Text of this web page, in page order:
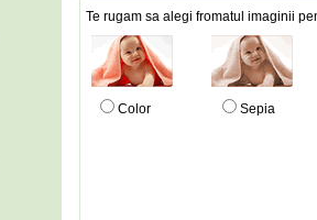
Te rugam sa alegi fromatul imaginii
Color Sepia